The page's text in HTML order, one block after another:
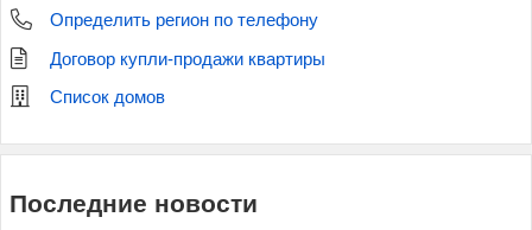
Определить регион по телефону
Договор купли-продажи квартиры
Список домов
Последние новости